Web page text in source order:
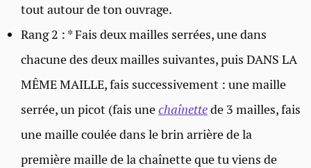
tout autour de ton ouvrage.
Rang 2 : * Fais deux mailles serrées, une dans
chacune des deux mailles suivantes, puis DANS LA
MÊME MAILLE, fais successivement : une maille
serrée, un picot (fais unechaînettede 3 mailles, fais
une maille coulée dans le brin arrière de la
première maille de la chaînette que tu viens de